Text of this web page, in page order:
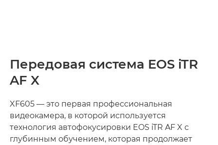
Передовая система EOS iTR
AF X
XF605 — это первая профессиональная
видеокамера, в которой используется
технология автофокусировки EOS iTR AF X с
глубинным обучением, которая продолжает